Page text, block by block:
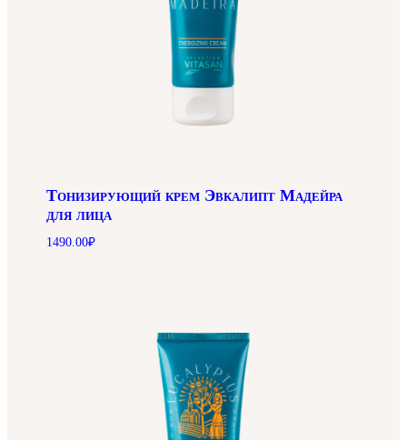
Тонизирующий крем Эвкалипт Мадейра
для лица
1490.00₽